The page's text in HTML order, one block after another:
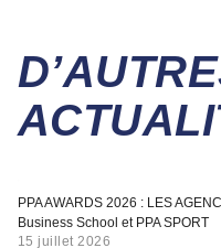
Actualité
PPA AWARDS 2026 : LES
Business School et PPA SPORT
15 juillet 2026